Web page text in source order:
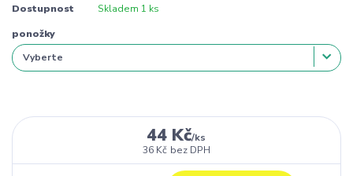
Dostupnost Skladem 1 ks
ponožky
44 Kč/ks
36 Kč bez DPH